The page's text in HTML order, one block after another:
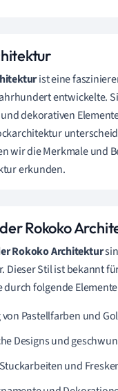
ist eine
entwickelte.
dekorativen
wir die Merkmale und
erkunden.
Rokoko
Rokoko Architektur
Dieser Stil ist bekannt
durch folgende
Pastellfarben und
Designs und
und